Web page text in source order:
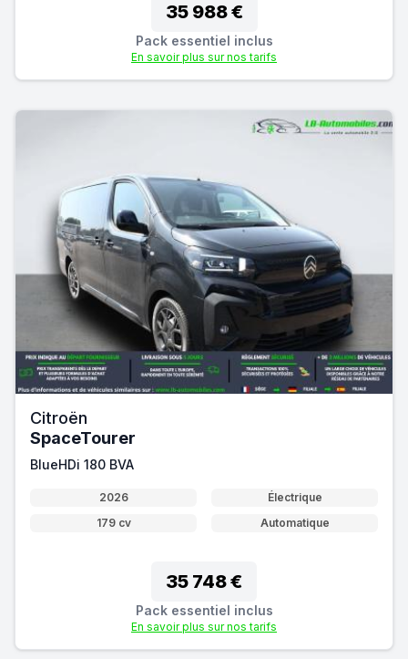
35 988 €
Pack essentiel inclus
En savoir plus sur nos tarifs
Citroën
SpaceTourer
BlueHDi 180 BVA
2026
Électrique
179 cv
Automatique
35 748 €
Pack essentiel inclus
En savoir plus sur nos tarifs